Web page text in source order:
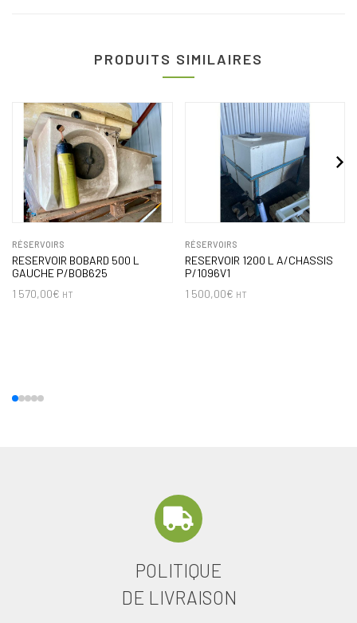
PRODUITS SIMILAIRES
RÉSERVOIRS
RESERVOIR BOBARD 500 L
GAUCHE P/BOB625
1 570,00€ HT
RÉSERVOIRS
RESERVOIR 1200 L A/CHASSIS
P/1096V1
1 500,00€ HT
POLITIQUE
DE LIVRAISON